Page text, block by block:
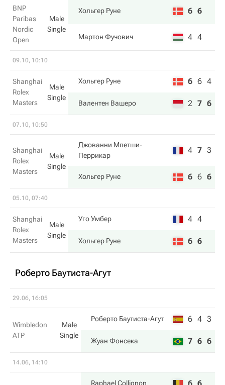
BNP
Paribas
Nordic
Open
Male
Single
Хольгер Руне 6 6
Мартон Фучович 4 4
09.10, 10:10
Shanghai
Rolex
Masters
Male
Single
Хольгер Руне 6 6 4
Валентен Вашеро 2 7 6
07.10, 10:50
Shanghai
Rolex
Masters
Male
Single
Джованни Мпетши-
Перрикар
4 7 3
Хольгер Руне 6 6 6
05.10, 07:40
Shanghai
Rolex
Masters
Male
Single
Уго Умбер 4 4
Хольгер Руне 6 6
Роберто Баутиста-Агут
29.06, 16:05
Wimbledon
ATP
Male
Single
Роберто Баутиста-Агут 6 4 3
Жуан Фонсека 7 6 6
14.06, 14:10
Raphael Collignon